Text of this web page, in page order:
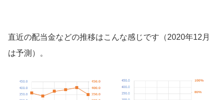
直近の配当金などの推移はこんな感じです（2020年12月
は予測）。